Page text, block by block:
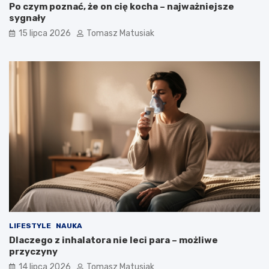
Po czym poznać, że on cię kocha – najważniejsze
sygnały
15 lipca 2026 Tomasz Matusiak
LIFESTYLE NAUKA
Dlaczego z inhalatora nie leci para – możliwe
przyczyny
14 lipca 2026 Tomasz Matusiak